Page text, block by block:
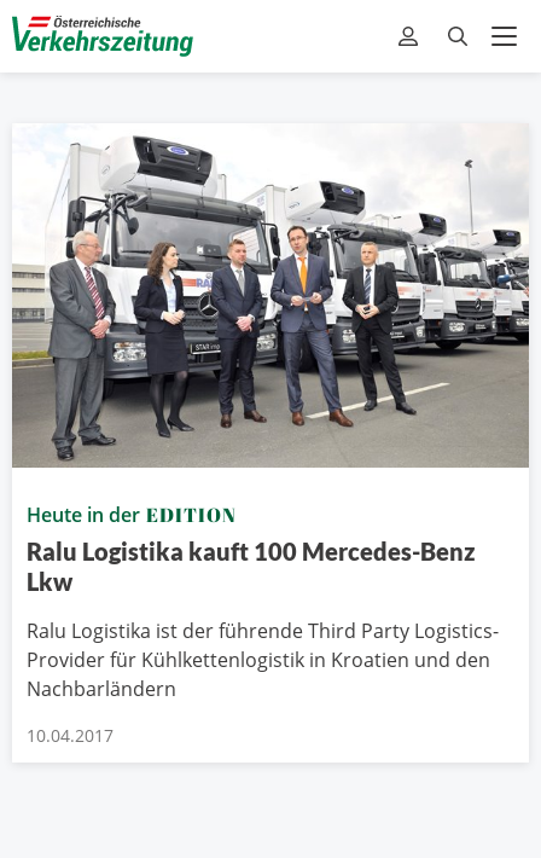
Heute in der EDITION
Ralu Logistika kauft 100 Mercedes-Benz
Lkw
Ralu Logistika ist der führende Third Party Logistics-
Provider für Kühlkettenlogistik in Kroatien und den
Nachbarländern
10.04.2017